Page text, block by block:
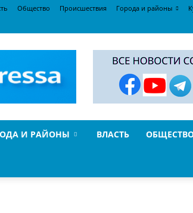
Общество Происшествия Города и районы
И РАЙОНЫ ВЛАСТЬ